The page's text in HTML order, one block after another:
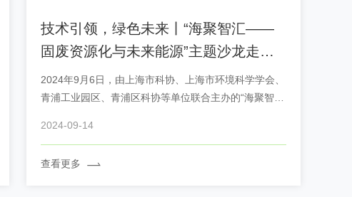
技术引领，绿色未来丨“海聚智汇——
固废资源化与未来能源”主题沙龙走进
康恒
2024年9月6日，由上海市科协、上海市环境科学学会、
青浦工业园区、青浦区科协等单位联合主办的“海聚智
与未来能源话题开展交
2024-09-14
查看更多